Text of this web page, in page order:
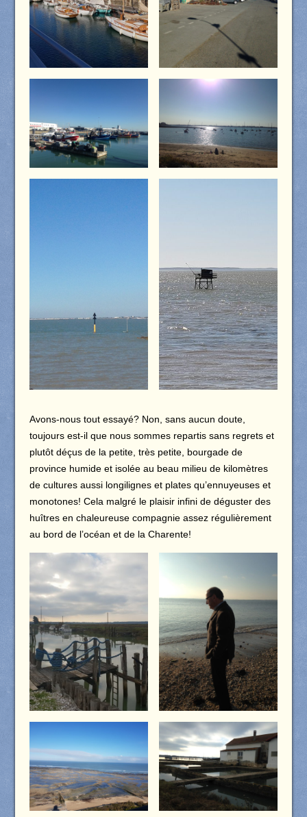
Avons-nous tout essayé? Non, sans aucun doute,
toujours est-il que nous sommes repartis sans regrets et
plutôt déçus de la petite, très petite, bourgade de
province humide et isolée au beau milieu de kilomètres
de cultures aussi longilignes et plates qu’ennuyeuses et
monotones! Cela malgré le plaisir infini de déguster des
huîtres en chaleureuse compagnie assez régulièrement
au bord de l’océan et de la Charente!